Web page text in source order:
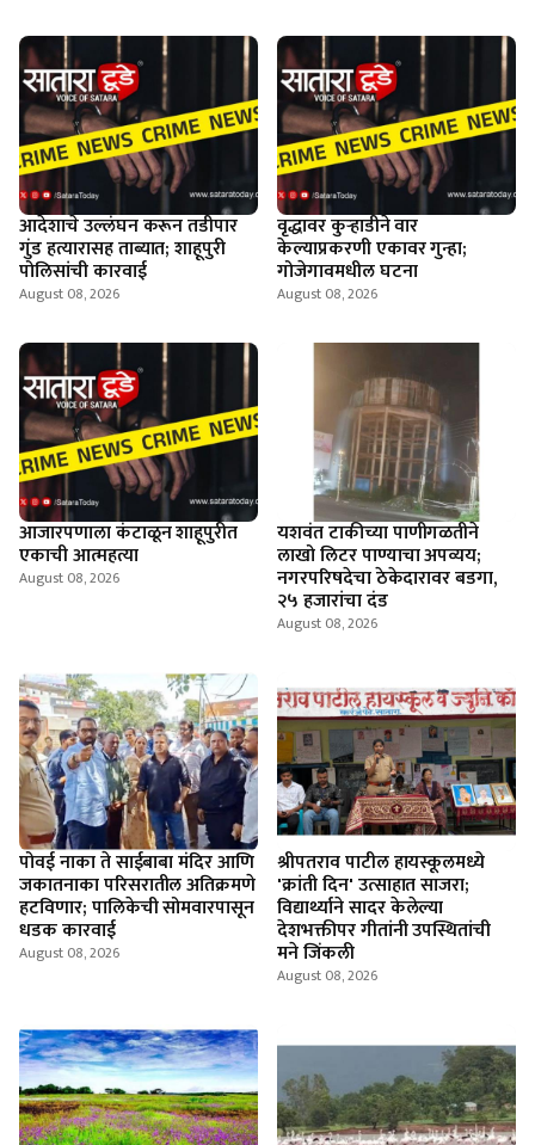
आदेशाचे उल्लंघन करून तडीपार
गुंड हत्यारासह ताब्यात; शाहूपुरी
पोलिसांची कारवाई
August 08, 2026
वृद्धावर कुऱ्हाडीने वार
केल्याप्रकरणी एकावर गुन्हा;
गोजेगावमधील घटना
August 08, 2026
आजारपणाला कंटाळून शाहूपुरीत
एकाची आत्महत्या
August 08, 2026
यशवंत टाकीच्या पाणीगळतीने
लाखो लिटर पाण्याचा अपव्यय;
नगरपरिषदेचा ठेकेदारावर बडगा,
२५ हजारांचा दंड
August 08, 2026
पोवई नाका ते साईबाबा मंदिर आणि
जकातनाका परिसरातील अतिक्रमणे
हटविणार; पालिकेची सोमवारपासून
धडक कारवाई
August 08, 2026
श्रीपतराव पाटील हायस्कूलमध्ये
'क्रांती दिन' उत्साहात साजरा;
विद्यार्थ्याने सादर केलेल्या
देशभक्तीपर गीतांनी उपस्थितांची
मने जिंकली
August 08, 2026